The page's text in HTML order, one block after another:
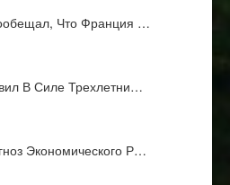
Что Франция …
В Силе Трехлетни…
Экономического Р…